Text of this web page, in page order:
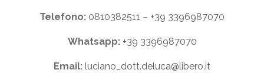
Telefono: 0810382511 – +39 3396987070
Whatsapp: +39 3396987070
Email: luciano_dott.deluca@libero.it